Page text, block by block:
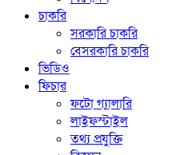
চাকরি
সরকারি চাকরি
বেসরকারি চাকরি
ভিডিও
ফিচার
ফটো গ্যালারি
লাইফস্টাইল
তথ্য প্রযুক্তি